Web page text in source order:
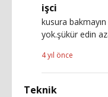
işci
kusura
yok.şükür edin
4 yıl önce
Teknik